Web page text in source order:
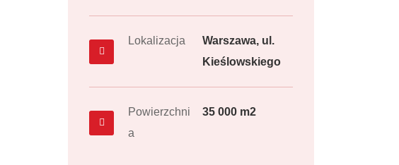
Lokalizacja
Warszawa, ul.
Kieślowskiego
Powierzchni
a
35 000 m2